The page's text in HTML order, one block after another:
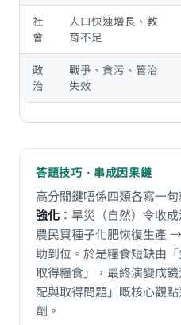
社
會
人口快速增長、教
育不足
政
治
戰爭、貪污、管治
失效
答題技巧 · 串成因果鏈
高分關鍵唔係四類各寫一
強化 ：旱災（自然）令收
農民買種子化肥恢復生產
助到位。於是糧食短缺由
取得糧食」，最終演變成
配與取得問題」嘅核心觀
劑。